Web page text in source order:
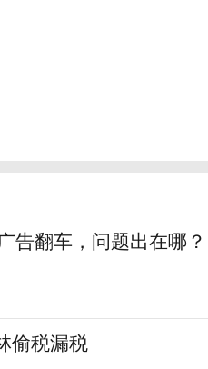
告翻车，问题出在哪？
偷税漏税